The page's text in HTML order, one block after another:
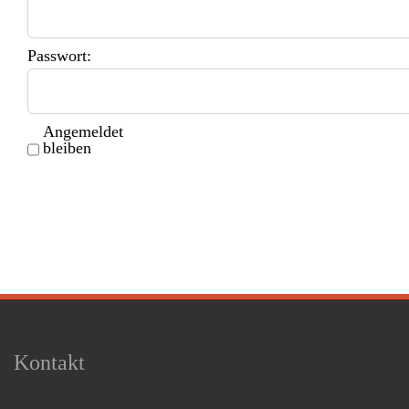
Passwort:
Angemeldet
bleiben
Kontakt